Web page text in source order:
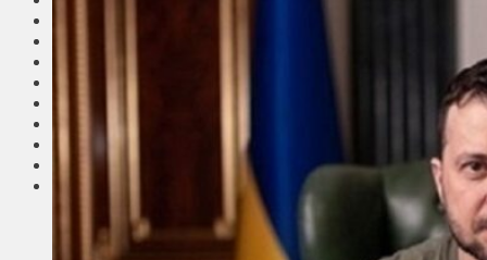
Транспорт
Выбор читателей
Армия
Сейм Литвы
Культура
Больше
Туризм
ЛК рекомендует